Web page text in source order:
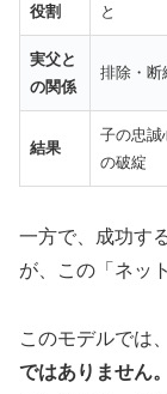
👥
会員数
採用率1%
役割
と
実父と
の関係
排除・断
結果
子の忠誠
の破綻
一方で、成功す
が、この「ネッ
このモデルでは
ではありません。